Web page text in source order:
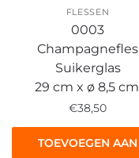
FLESSEN
0003
Champagnefles
Suikerglas
29 cm x ø 8,5
€38,50
TOEVOEGEN AAN